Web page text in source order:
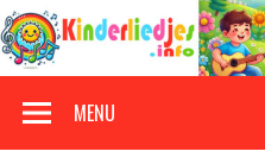
Doorgaan
naar
inhoud
MENU